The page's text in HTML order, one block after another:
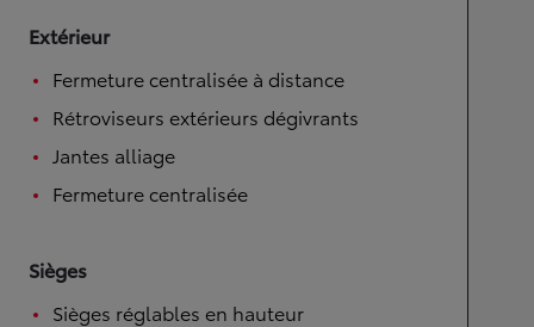
Extérieur
Fermeture centralisée à distance
Rétroviseurs extérieurs dégivrants
Jantes alliage
Fermeture centralisée
Sièges
Sièges réglables en hauteur